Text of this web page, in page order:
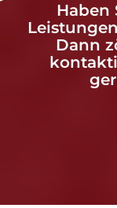
Haben
Dann